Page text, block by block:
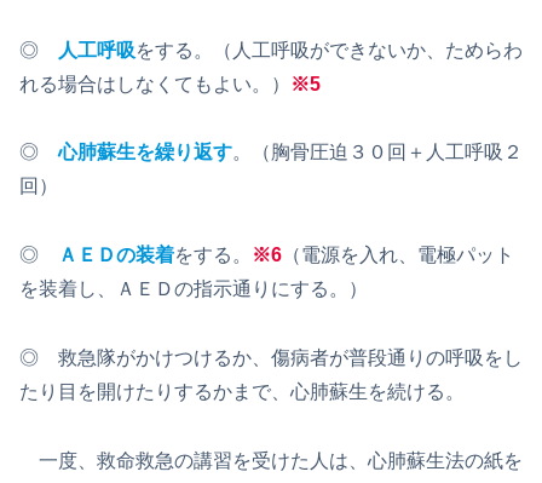
◎ 人工呼吸をする。（人工呼吸ができないか、ためらわ
れる場合はしなくてもよい。）
※5
◎心肺蘇生を繰り返す。（胸骨圧迫３０回＋人工呼吸２
回）
◎ ＡＥＤの装着をする。 ※6 （電源を入れ、電極パット
を装着し、ＡＥＤの指示通りにする。）
◎ 救急隊がかけつけるか、傷病者が普段通りの呼吸をし
たり目を開けたりするかまで、心肺蘇生を続ける。
一度、救命救急の講習を受けた人は、心肺蘇生法の紙を